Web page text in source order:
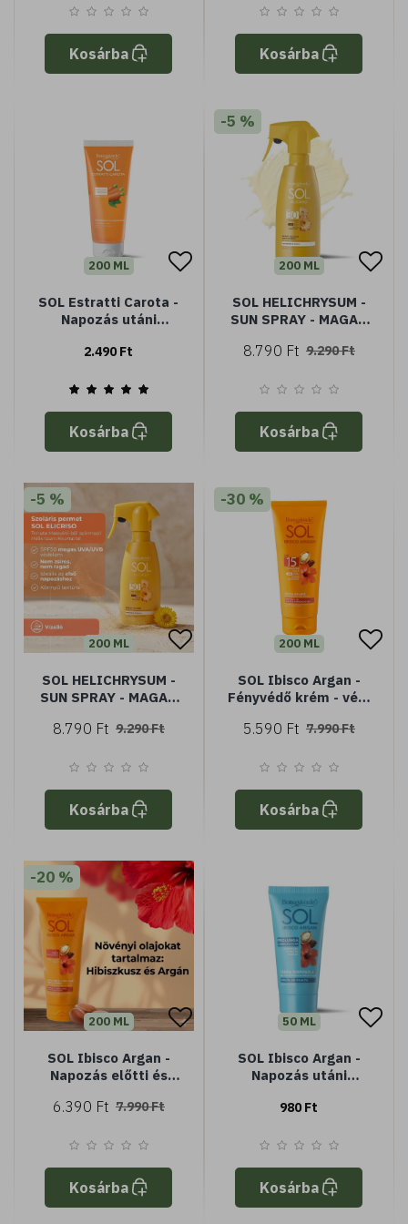
Kosárba
görögdinnye
Kosárba
200 ML
SOL Estratti Carota -
Napozás utáni
meghosszabbítja a
kivonattal
2.490 Ft
Kosárba
-5 %
200 ML
SOL HELICHRYSUM -
SUN SPRAY - MAGAS
VÍZÁLLÓ
8.790 Ft 9.290 Ft
Kosárba
-5 %
200 ML
SOL HELICHRYSUM -
SUN SPRAY - MAGAS
VÍZÁLLÓ
8.790 Ft 9.290 Ft
Kosárba
-30 %
200 ML
SOL Ibisco Argan -
Fényvédő krém - védi
barnaságot -
Argánolajjal - SPF15
Vízálló
5.590 Ft 7.990 Ft
Kosárba
-20 %
200 ML
SOL Ibisco Argan -
Napozás előtti és
testápoló - előkészíti
barnaságot -
Argánolajjal - Nem
tartalmaz fényszűrőt
6.390 Ft 7.990 Ft
Kosárba
50 ML
SOL Ibisco Argan -
Napozás utáni
hidratál - (Minisize) -
Gyorsan felszívódó
980 Ft
Kosárba